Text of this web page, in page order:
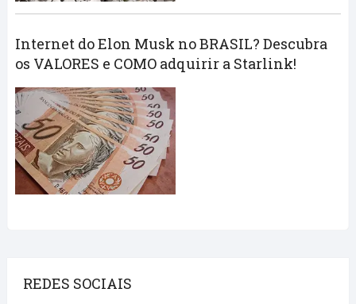
Internet do Elon Musk no BRASIL? Descubra
os VALORES e COMO adquirir a Starlink!
REDES SOCIAIS